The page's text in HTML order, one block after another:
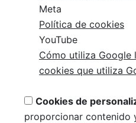
Meta
Política de cookies
YouTube
Cómo utiliza Google
cookies que utiliza
Cookies de
proporcionar contenido